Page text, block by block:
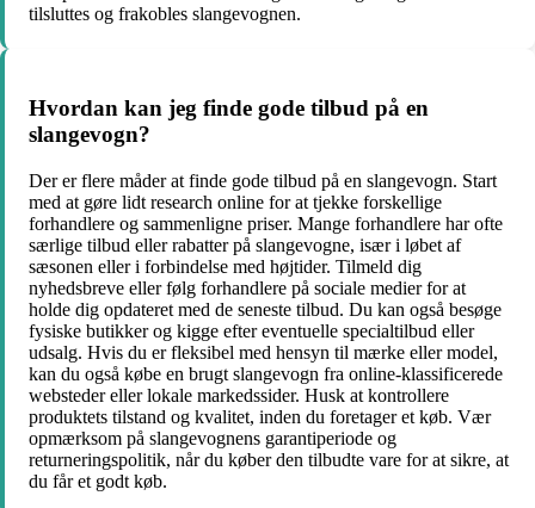
tilsluttes og frakobles slangevognen.
Hvordan kan jeg finde gode tilbud på en
slangevogn?
Der er flere måder at finde gode tilbud på en slangevogn. Start
med at gøre lidt research online for at tjekke forskellige
forhandlere og sammenligne priser. Mange forhandlere har ofte
særlige tilbud eller rabatter på slangevogne, især i løbet af
sæsonen eller i forbindelse med højtider. Tilmeld dig
nyhedsbreve eller følg forhandlere på sociale medier for at
holde dig opdateret med de seneste tilbud. Du kan også besøge
fysiske butikker og kigge efter eventuelle specialtilbud eller
udsalg. Hvis du er fleksibel med hensyn til mærke eller model,
kan du også købe en brugt slangevogn fra online-klassificerede
websteder eller lokale markedssider. Husk at kontrollere
produktets tilstand og kvalitet, inden du foretager et køb. Vær
opmærksom på slangevognens garantiperiode og
returneringspolitik, når du køber den tilbudte vare for at sikre, at
du får et godt køb.